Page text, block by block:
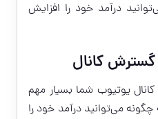
درآمد خود را افزایش
گسترش کانال
کانال یوتیوب شما بسیار مهم
چگونه می‌توانید درآمد خود را